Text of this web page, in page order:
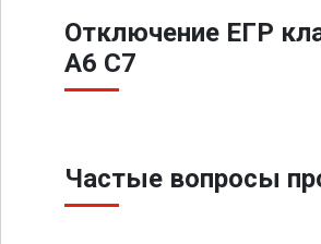
Отключение ЕГР
A6 C7
Частые вопросы